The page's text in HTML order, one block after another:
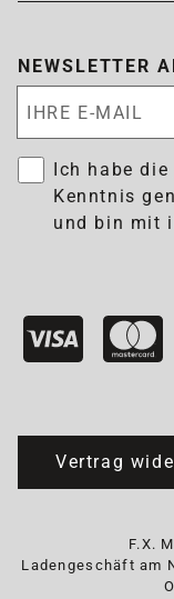
NEWSLETTER
Ich habe die
Kenntnis
und bin mit
Vertrag
F.X.
Ladengeschäft am